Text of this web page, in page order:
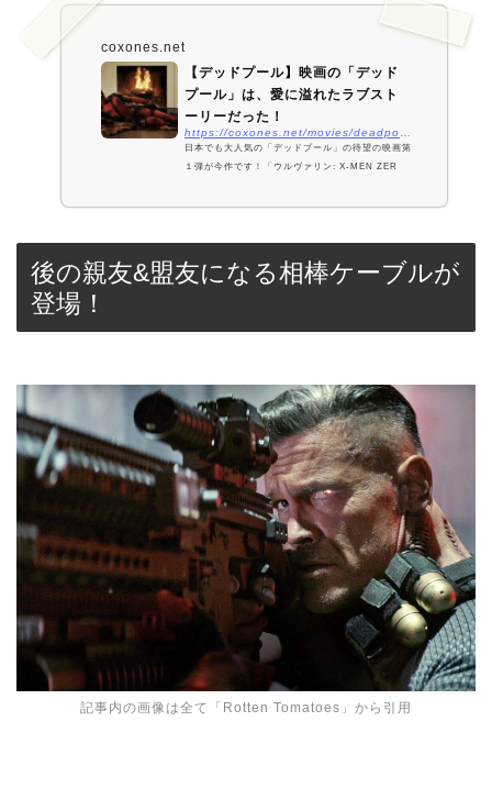
coxones.net
【デッドプール】映画の「デッド
プール」は、愛に溢れたラブスト
ーリーだった！
日本でも大人気の「デッドプール」の待望の映画第
１弾が今作です！「ウルヴァリン: X-MEN ZER
ールのあらすじ・概要 …
後の親友&盟友になる相棒ケーブルが
登場！
記事内の画像は全て「 Rotten Tomatoes 」から引用